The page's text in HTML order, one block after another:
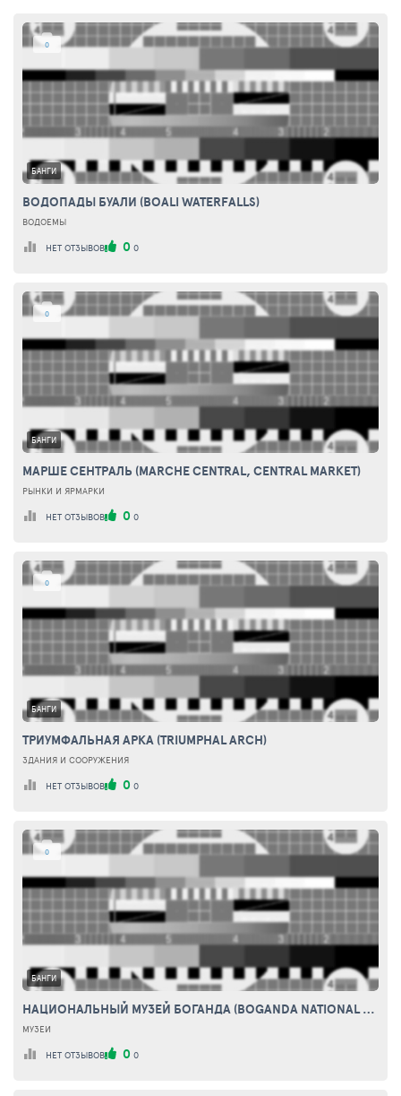
0
БАНГИ
ВОДОПАДЫ БУАЛИ (BOALI WATERFALLS)
ВОДОЕМЫ
НЕТ ОТЗЫВОВ 0 0
0
БАНГИ
МАРШЕ СЕНТРАЛЬ (MARCHE CENTRAL, CENTRAL MARKET)
РЫНКИ И ЯРМАРКИ
НЕТ ОТЗЫВОВ 0 0
0
БАНГИ
ТРИУМФАЛЬНАЯ АРКА (TRIUMPHAL ARCH)
ЗДАНИЯ И СООРУЖЕНИЯ
НЕТ ОТЗЫВОВ 0 0
0
БАНГИ
НАЦИОНАЛЬНЫЙ МУЗЕЙ БОГАНДА (BOGANDA NATIONAL MUSEUM)
МУЗЕИ
НЕТ ОТЗЫВОВ 0 0